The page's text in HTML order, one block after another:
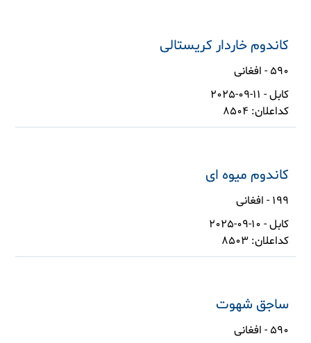
کاندوم خاردار کریستالی
590 - افغانی
کابل - 11-09-2025
کداعلان: 8504
کاندوم میوه ای
199 - افغانی
کابل - 10-09-2025
کداعلان: 8503
ساجق شهوت
590 - افغانی